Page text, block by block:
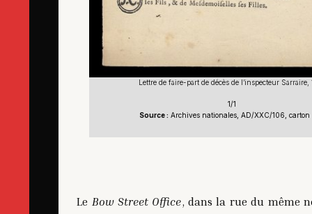
Lettre de faire-part de décès de l’inspecteur Sarraire,
1/1
Source : Archives nationales, AD/XXC/106, carton
Le Bow Street Office, dans la rue du même